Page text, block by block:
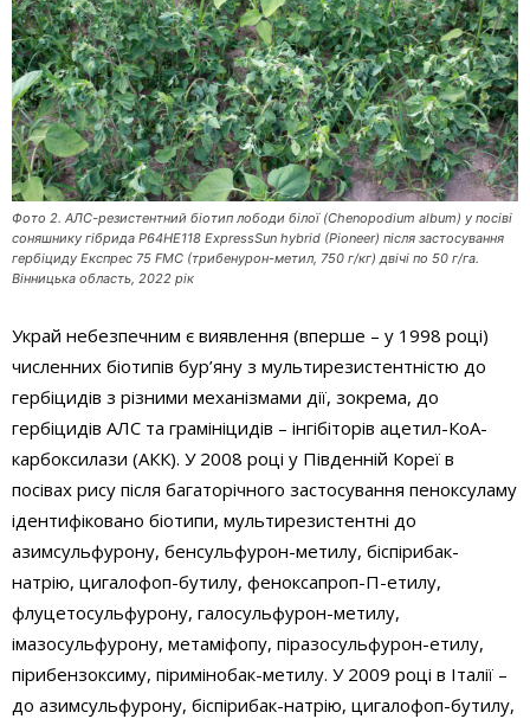
Фото 2. AЛС-резистентний біотип лободи білої (Chenopodium album) у посіві
соняшнику гібрида P64HE118 ExpressSun hybrid (Pioneer) після застосування
гербіциду Експрес 75 FMC (трибенурон-метил, 750 г/кг) двічі по 50 г/га.
Вінницька область, 2022 рік
Украй небезпечним є виявлення (вперше – у 1998 році)
численних біотипів бур’яну з мультирезистентністю до
гербіцидів з різними механізмами дії, зокрема, до
гербіцидів АЛС та грамініцидів – інгібіторів ацетил-КоА-
карбоксилази (АКК). У 2008 році у Південній Кореї в
посівах рису після багаторічного застосування пеноксуламу
ідентифіковано біотипи, мультирезистентні до
азимсульфурону, бенсульфурон-метилу, біспірибак-
натрію, цигалофоп-бутилу, феноксапроп-П-етилу,
флуцетосульфурону, галосульфурон-метилу,
імазосульфурону, метаміфопу, піразосульфурон-етилу,
пірибензоксиму, піримінобак-метилу. У 2009 році в Італії –
до азимсульфурону, біспірибак-натрію, цигалофоп-бутилу,